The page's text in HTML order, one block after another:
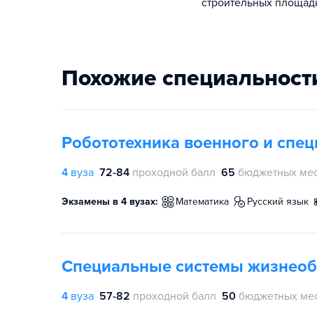
строительных
Похожие
Робототехника военного и
4 вуза 72-84 проходной балл 65 бюджетных
Экзамены в 4 вузах: математика русский язык
Специальные системы
4 вуза 57-82 проходной балл 50 бюджетных